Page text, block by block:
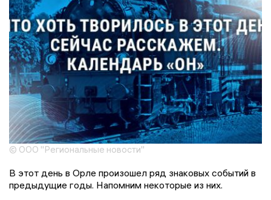
© ООО "Региональные новости"
В этот день в Орле произошел ряд знаковых событий в
предыдущие годы. Напомним некоторые из них.